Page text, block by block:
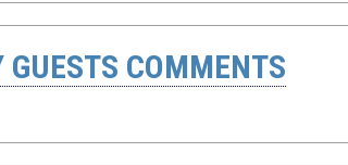
GUESTS COMMENTS